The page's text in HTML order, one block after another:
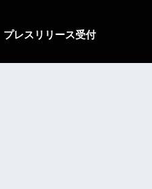
プレスリリース受付